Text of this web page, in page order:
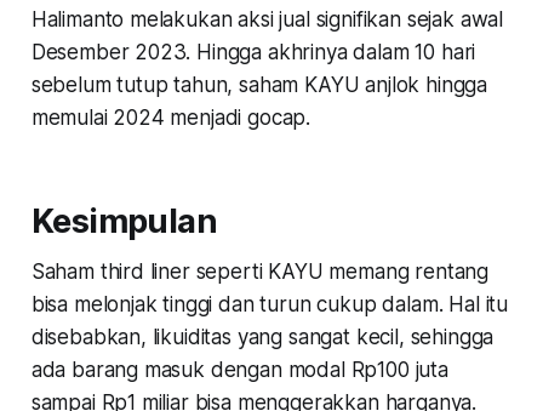
Halimanto melakukan aksi jual signifikan sejak awal
Desember 2023. Hingga akhrinya dalam 10 hari
sebelum tutup tahun, saham KAYU anjlok hingga
memulai 2024 menjadi gocap.
Kesimpulan
Saham third liner seperti KAYU memang rentang
bisa melonjak tinggi dan turun cukup dalam. Hal itu
disebabkan, likuiditas yang sangat kecil, sehingga
ada barang masuk dengan modal Rp100 juta
sampai Rp1 miliar bisa menggerakkan harganya.